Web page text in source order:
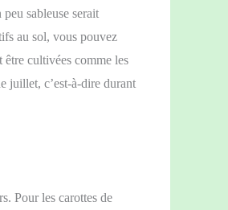
sableuse serait
au sol, vous pouvez
être cultivées comme les
juillet, c’est-à-dire durant
Pour les carottes de